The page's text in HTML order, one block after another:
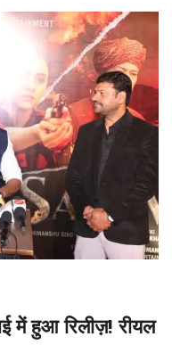
में हुआ रिलीज़! रीयल